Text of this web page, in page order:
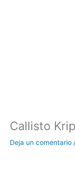
Callisto
Deja un comentario